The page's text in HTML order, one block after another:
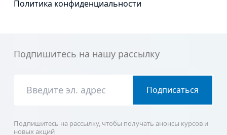
Политика конфиденциальности
Подпишитесь на нашу рассылку
Подписаться
Подпишитесь на рассылку, чтобы получать анонсы курсов и
новых акций